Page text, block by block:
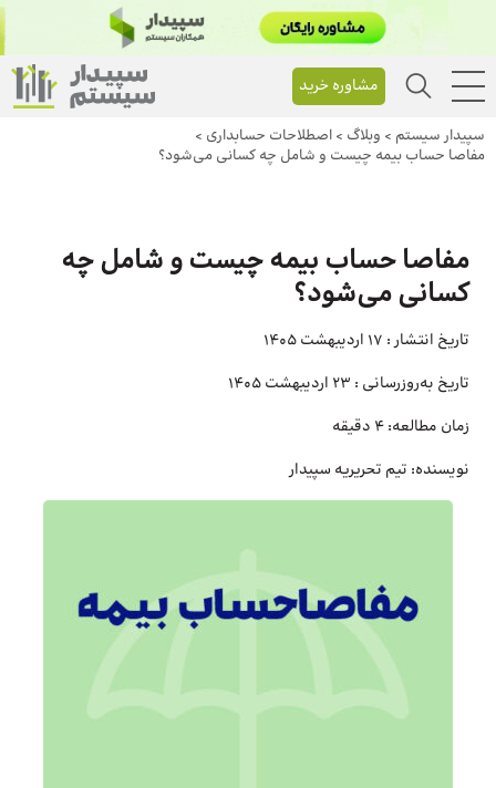
مشاوره خرید
سپیدار سیستم > وبلاگ > اصطلاحات حسابداری >
مفاصا حساب بیمه چیست و شامل چه کسانی می‌شود؟
مفاصا حساب بیمه چیست و شامل چه
کسانی می‌شود؟
تاریخ انتشار : 17 اردیبهشت 1405
تاریخ به‌روزرسانی : 23 اردیبهشت 1405
زمان مطالعه: 4 دقیقه
نویسنده: تیم تحریریه سپیدار